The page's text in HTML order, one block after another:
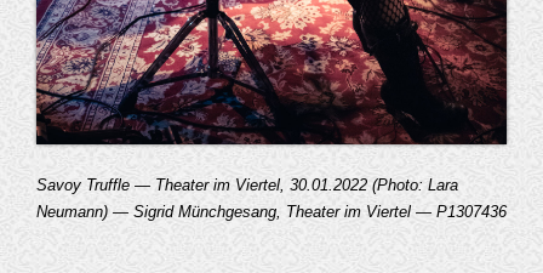
Savoy Truffle — Theater im Viertel, 30.01.2022 (Photo: Lara
Neumann) — Sigrid Münchgesang, Theater im Viertel — P1307436